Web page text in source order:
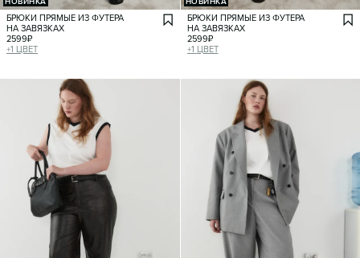
БРЮКИ ПРЯМЫЕ ИЗ ФУТЕРА
НА ЗАВЯЗКАХ
2599₽
+1 ЦВЕТ
БРЮКИ ПРЯМЫЕ ИЗ ФУТЕРА
НА ЗАВЯЗКАХ
2599₽
+1 ЦВЕТ